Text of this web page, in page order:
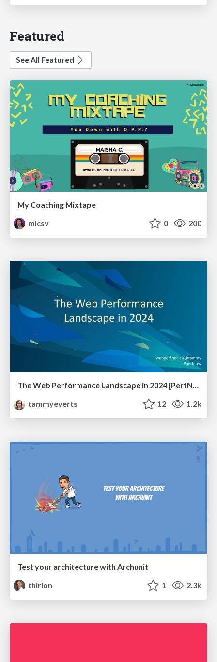
Featured
See All Featured
My Coaching Mixtape
mlcsv
0 200
The Web Performance Landscape in 2024 [PerfNow 2024]
tammyeverts
12 1.2k
Test your architecture with Archunit
thirion
1 2.3k